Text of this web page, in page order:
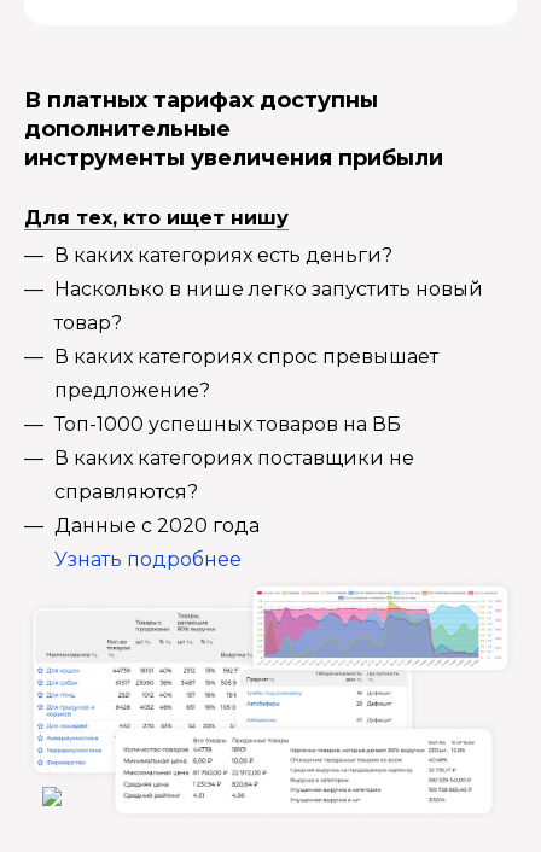
В платных тарифах доступны
дополнительные
инструменты увеличения прибыли
Для тех, кто ищет нишу
В каких категориях есть деньги?
Насколько в нише легко запустить новый
товар?
В каких категориях спрос превышает
предложение?
Топ-1000 успешных товаров на ВБ
В каких категориях поставщики не
справляются?
Данные с 2020 года
Узнать подробнее